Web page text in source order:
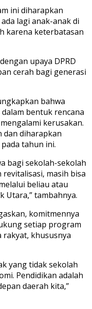
ini diharapkan
lagi anak-anak di
karena keterbatasan
upaya DPRD
cerah bagi generasi
bahwa
bentuk rencana
kerusakan.
dan diharapkan
tahun ini.
bagi sekolah-sekolah
masih bisa
beliau atau
Utara,” tambahnya.
komitmennya
setiap program
rakyat, khususnya
yang tidak sekolah
Pendidikan adalah
daerah kita,”